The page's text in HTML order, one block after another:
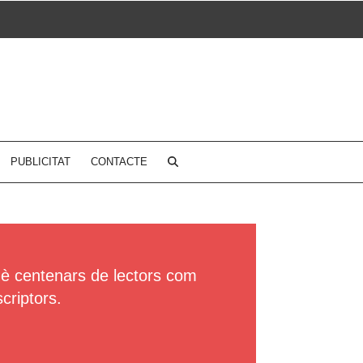
PUBLICITAT CONTACTE
centenars de lectors com